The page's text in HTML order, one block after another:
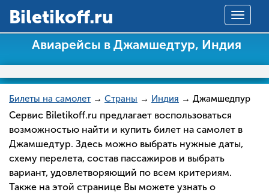
Toggle
Вiletikoff.ru
Авиарейсы в Джамшедтур, Индия
Билеты на самолет → Страны → Индия → Джамшедпур
Сервис Biletikoff.ru предлагает воспользоваться
возможностью найти и купить билет на самолет в
Джамшедтур. Здесь можно выбрать нужные даты,
схему перелета, состав пассажиров и выбрать
вариант, удовлетворяющий по всем критериям.
Также на этой странице Вы можете узнать о